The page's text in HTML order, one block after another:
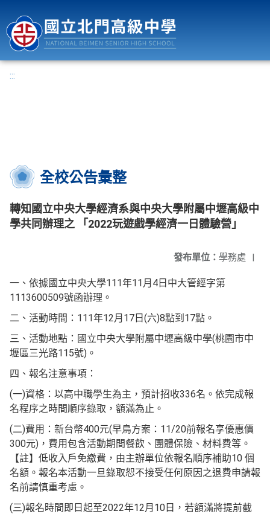
:::
全校公告彙整
轉知國立中央大學經濟系與中央大學附屬中壢高級中
學共同辦理之 「2022玩遊戲學經濟一日體驗營」
發布單位： 學務處 |
一、依據國立中央大學111年11月4日中大管經字第
1113600509號函辦理。
二、活動時間：111年12月17日(六)8點到17點。
三、活動地點：國立中央大學附屬中壢高級中學(桃園市中
壢區三光路115號)。
四、報名注意事項：
(一)資格：以高中職學生為主，預計招收336名。依完成報
名程序之時間順序錄取，額滿為止。
(二)費用：新台幣400元(早鳥方案：11/20前報名享優惠價
300元)，費用包含活動期間餐飲、團體保險、材料費等。
【註】低收入戶免繳費，由主辦單位依報名順序補助10 個
名額。報名本活動一旦錄取恕不接受任何原因之退費申請報
名前請慎重考慮。
(三)報名時間即日起至2022年12月10日，若額滿將提前截